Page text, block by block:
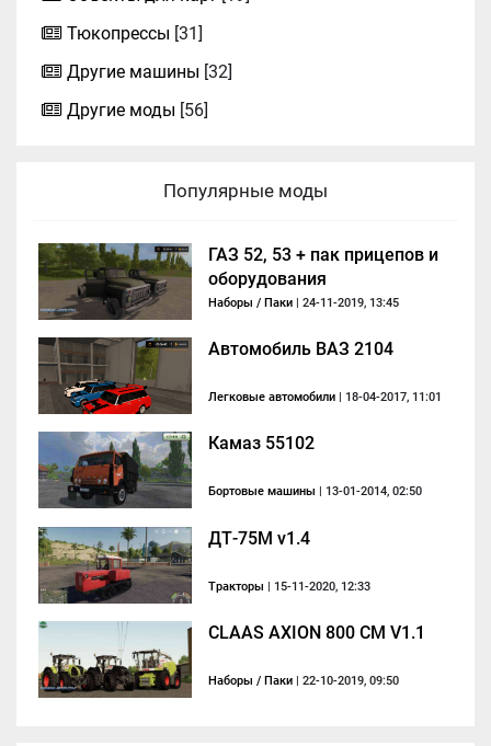
Тюкопрессы [31]
Другие машины [32]
Другие моды [56]
Популярные моды
ГАЗ 52, 53 + пак прицепов и
оборудования
Наборы / Паки | 24-11-2019, 13:45
Автомобиль ВАЗ 2104
Легковые автомобили | 18-04-2017, 11:01
Камаз 55102
Бортовые машины | 13-01-2014, 02:50
ДТ-75М v1.4
Тракторы | 15-11-2020, 12:33
CLAAS AXION 800 CM V1.1
Наборы / Паки | 22-10-2019, 09:50